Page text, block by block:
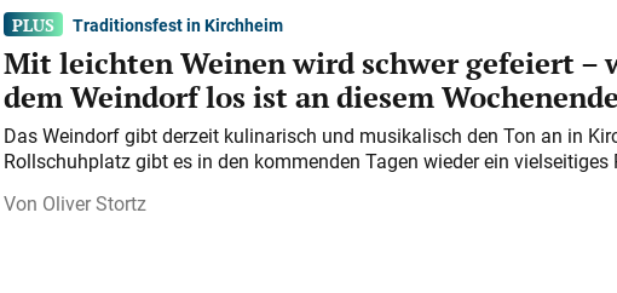
Traditionsfest in Kirchheim
Mit leichten Weinen wird schwer gefeiert –
dem Weindorf los ist an diesem Wochenende
Das Weindorf gibt derzeit kulinarisch und musikalisch den Ton an in
Rollschuhplatz gibt es in den kommenden Tagen wieder ein vielseitiges
Oliver Stortz